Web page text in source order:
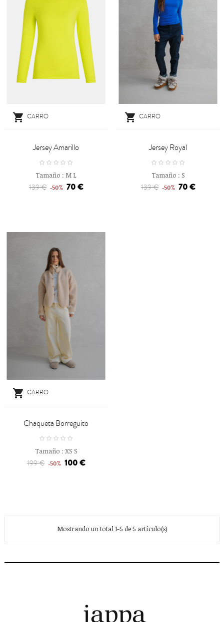
 CARRO
Jersey Amarillo
Tamaño : M L
139 € -50% 70 €
 CARRO
Jersey Royal
Tamaño : S
139 € -50% 70 €
 CARRO
Chaqueta Borreguito
Tamaño : XS S
199 € -50% 100 €
Mostrando un total 1-5 de 5 artículo(s)